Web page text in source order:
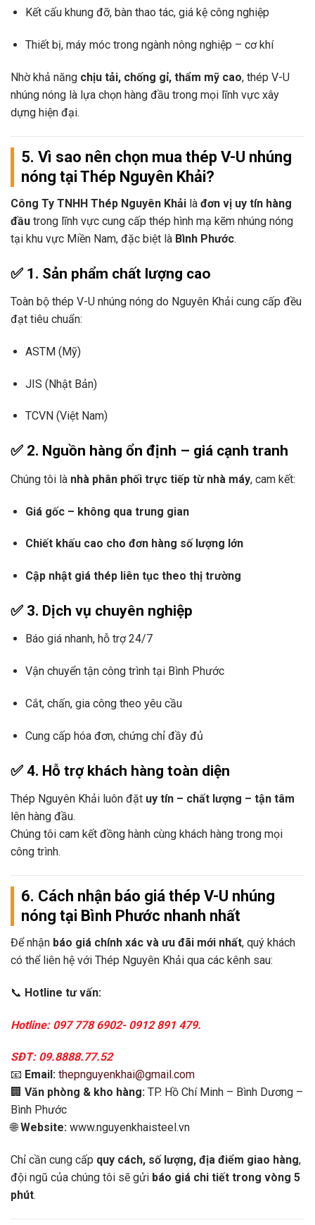
Kết cấu khung đỡ, bàn thao tác, giá kệ công nghiệp
Thiết bị, máy móc trong ngành nông nghiệp – cơ khí
Nhờ khả năng chịu tải, chống gỉ, thẩm mỹ cao, thép V-U
nhúng nóng là lựa chọn hàng đầu trong mọi lĩnh vực xây
dựng hiện đại.
5. Vì sao nên chọn mua thép V-U nhúng
nóng tại Thép Nguyên Khải?
Công Ty TNHH Thép Nguyên Khải là đơn vị uy tín hàng
đầu trong lĩnh vực cung cấp thép hình mạ kẽm nhúng nóng
tại khu vực Miền Nam, đặc biệt là Bình Phước.
✅ 1. Sản phẩm chất lượng cao
Toàn bộ thép V-U nhúng nóng do Nguyên Khải cung cấp đều
đạt tiêu chuẩn:
ASTM (Mỹ)
JIS (Nhật Bản)
TCVN (Việt Nam)
✅ 2. Nguồn hàng ổn định – giá cạnh tranh
Chúng tôi là nhà phân phối trực tiếp từ nhà máy, cam kết:
Giá gốc – không qua trung gian
Chiết khấu cao cho đơn hàng số lượng lớn
Cập nhật giá thép liên tục theo thị trường
✅ 3. Dịch vụ chuyên nghiệp
Báo giá nhanh, hỗ trợ 24/7
Vận chuyển tận công trình tại Bình Phước
Cắt, chấn, gia công theo yêu cầu
Cung cấp hóa đơn, chứng chỉ đầy đủ
✅ 4. Hỗ trợ khách hàng toàn diện
Thép Nguyên Khải luôn đặt uy tín – chất lượng – tận tâm
lên hàng đầu.
Chúng tôi cam kết đồng hành cùng khách hàng trong mọi
công trình.
6. Cách nhận báo giá thép V-U nhúng
nóng tại Bình Phước nhanh nhất
Để nhận báo giá chính xác và ưu đãi mới nhất, quý khách
có thể liên hệ với Thép Nguyên Khải qua các kênh sau:
📞 Hotline tư vấn:
Hotline: 097 778 6902- 0912 891 479.
SĐT: 09.8888.77.52
📧 Email: thepnguyenkhai@gmail.com
🏢 Văn phòng & kho hàng: TP. Hồ Chí Minh – Bình Dương –
Bình Phước
🌐Website: www.nguyenkhaisteel.vn
Chỉ cần cung cấp quy cách, số lượng, địa điểm giao hàng,
đội ngũ của chúng tôi sẽ gửi báo giá chi tiết trong vòng 5
phút.